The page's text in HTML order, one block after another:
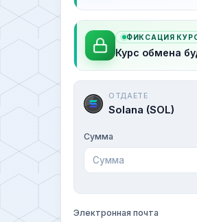
ФИКСАЦИЯ
Курс обмена
ОТДАЕТЕ
Solana (SOL)
Сумма
Электронная почта